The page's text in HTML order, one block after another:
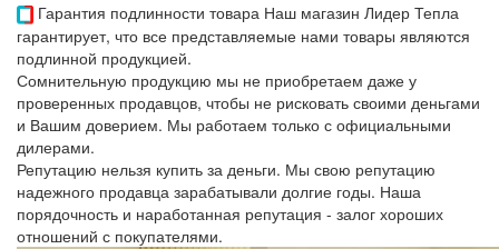
Гарантия подлинности товара Наш магазин Лидер Тепла
гарантирует, что все представляемые нами товары являются
подлинной продукцией.
Сомнительную продукцию мы не приобретаем даже у
проверенных продавцов, чтобы не рисковать своими деньгами
и Вашим доверием. Мы работаем только с официальными
дилерами.
Репутацию нельзя купить за деньги. Мы свою репутацию
надежного продавца зарабатывали долгие годы. Наша
порядочность и наработанная репутация - залог хороших
отношений с покупателями.